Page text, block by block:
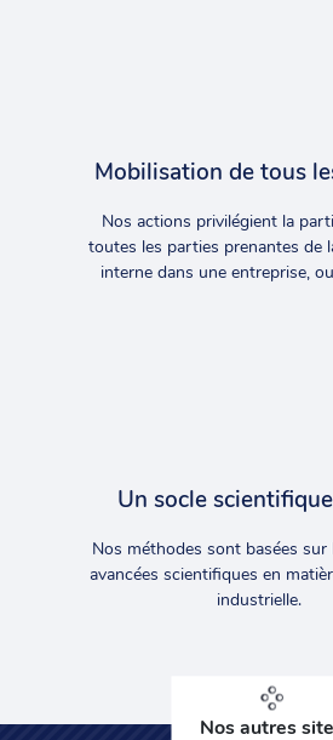
Mobilisation de tous
Nos actions privilégient la
toutes les parties prenantes de
interne dans une entreprise,
Un socle
Nos méthodes sont basées sur
avancées scientifiques en
industrielle.
Nos autres